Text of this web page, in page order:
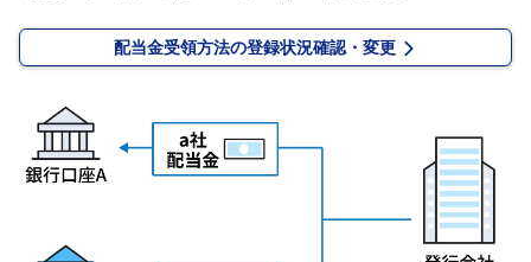
配当金受領方法の登録状況確認・変更